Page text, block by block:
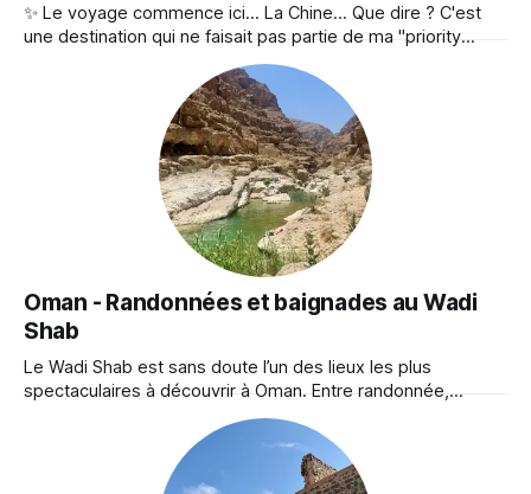
✨ Le voyage commence ici... La Chine... Que dire ? C'est
une destination qui ne faisait pas partie de ma "priority
travel list". Quand l'opportunité d'y aller s'est présentée,
après avoir effectué quelques recherches, je me suis
laissée tentée par la curiosité.
Oman - Randonnées et baignades au Wadi
Shab
Le Wadi Shab est sans doute l’un des lieux les plus
spectaculaires à découvrir à Oman. Entre randonnée,
bassins d’eau turquoise et grotte secrète avec cascade.
C’est l’une de mes plus belles expériences à Oman, et je
vous partage ici toutes les infos indispensables pour en